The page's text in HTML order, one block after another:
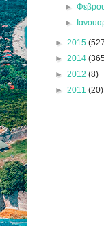
►
►
► 2015
► 2014
► 2012 (8)
► 2011 (20)